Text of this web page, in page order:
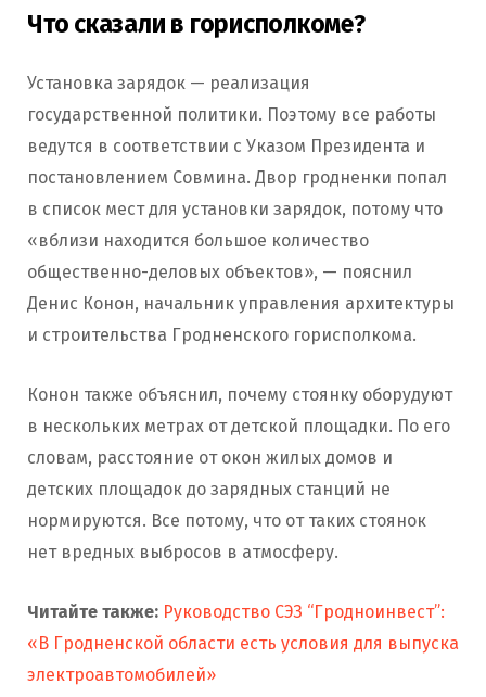
Что сказали в горисполкоме?
Установка зарядок — реализация
государственной политики. Поэтому все работы
ведутся в соответствии с Указом Президента и
постановлением Совмина. Двор гродненки попал
в список мест для установки зарядок, потому что
«вблизи находится большое количество
общественно-деловых объектов», — пояснил
Денис Конон, начальник управления архитектуры
и строительства Гродненского горисполкома.
Конон также объяснил, почему стоянку оборудуют
в нескольких метрах от детской площадки. По его
словам, расстояние от окон жилых домов и
детских площадок до зарядных станций не
нормируются. Все потому, что от таких стоянок
нет вредных выбросов в атмосферу.
Читайте также: Руководство СЭЗ “Гродноинвест”:
«В Гродненской области есть условия для выпуска
электроавтомобилей»